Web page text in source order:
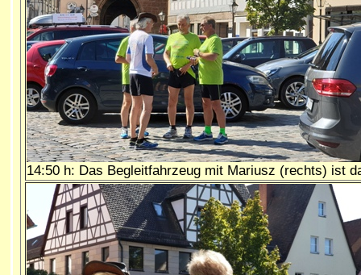
14:50 h: Das Begleitfahrzeug mit Mariusz (rechts) ist